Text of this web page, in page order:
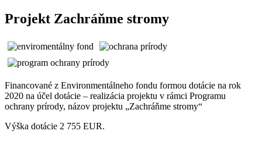
Projekt Zachráňme stromy
Financované z Environmentálneho fondu formou dotácie na rok
2020 na účel dotácie – realizácia projektu v rámci Programu
ochrany prírody, názov projektu „Zachráňme stromy“
Výška dotácie 2 755 EUR.